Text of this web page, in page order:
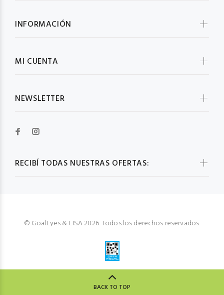
RECIBÍ TODAS NUESTRAS OFERTAS:
INFORMACIÓN
MI CUENTA
NEWSLETTER
© GoalEyes & EISA 2026. Todos los derechos reservados.
BACK TO TOP